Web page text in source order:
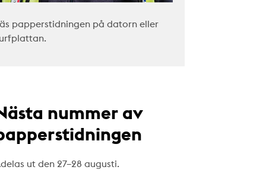
papperstidningen på datorn eller
nummer av
ut den 27–28 augusti.